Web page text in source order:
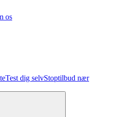
os
Test dig selvStoptilbud nær